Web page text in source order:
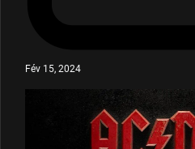
Fév 15, 2024